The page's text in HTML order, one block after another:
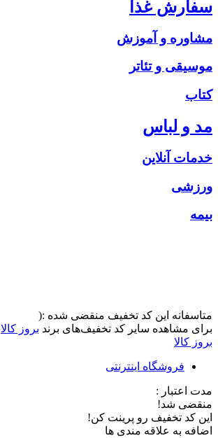
سفارش غذا
مشاوره و آموزش
موسیقی و تئاتر
کتاب
مد و لباس
خدمات آنلاین
ورزشی
بیمه
متاسفانه این کد تخفیف منقضی شده :(
برای مشاهده سایر کد تخفیف‌های برند بروز کالا
بروز کالا
فروشگاه اینترنتی
مدت اعتبار :
منقضی شد!
این کد تخفیف رو پرینت کن!
اضافه به علاقه مندی ها